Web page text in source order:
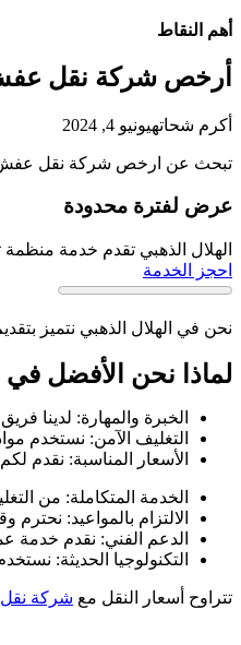
أهم النقاط
أرخص شركة نقل عفش بالرياض 2026: أسعار من
أكرم شحاتهيونيو 4, 2024
تبحث عن ارخص شركة نقل عفش بالرياض 2026؟ أسعارنا تبدأ من 299 ريال بسعر ثابت شامل الفك والتركيب والتغليف. ضمان
عرض لفترة محدودة
الهلال الذهبي تقدم خدمة منظمة
احجز الخدمة
نحن في الهلال الذهبي نتميز
لماذا نحن الأفضل في
الخبرة والمهارة: لدينا
التغليف الآمن: نستخدم
الأسعار المناسبة: نقدم
الخدمة المتكاملة: من
الالتزام بالمواعيد: نحترم
الدعم الفني: نقدم خدمة
التكنولوجيا الحديثة:
تتراوح أسعار النقل مع شركة